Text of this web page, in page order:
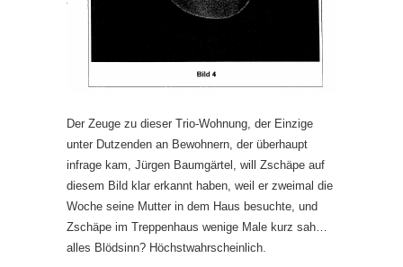
Der Zeuge zu dieser Trio-Wohnung, der Einzige
unter Dutzenden an Bewohnern, der überhaupt
infrage kam, Jürgen Baumgärtel, will Zschäpe auf
diesem Bild klar erkannt haben, weil er zweimal die
Woche seine Mutter in dem Haus besuchte, und
Zschäpe im Treppenhaus wenige Male kurz sah…
alles Blödsinn? Höchstwahrscheinlich.